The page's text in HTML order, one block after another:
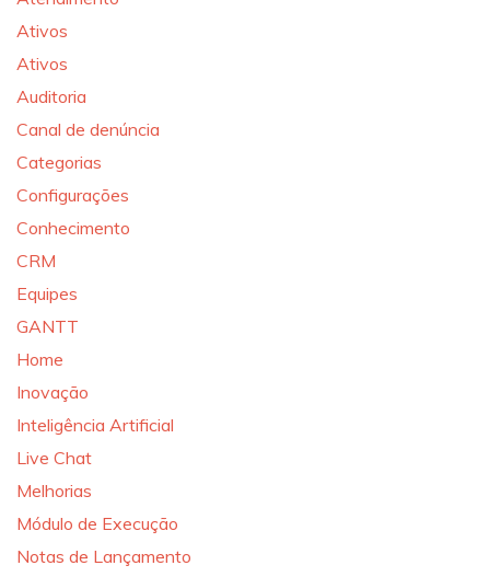
Ativos
Ativos
Auditoria
Canal de denúncia
Categorias
Configurações
Conhecimento
CRM
Equipes
GANTT
Home
Inovação
Inteligência Artificial
Live Chat
Melhorias
Módulo de Execução
Notas de Lançamento